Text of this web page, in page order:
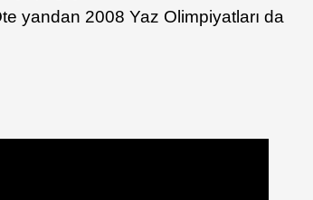
yandan 2008 Yaz Olimpiyatları da